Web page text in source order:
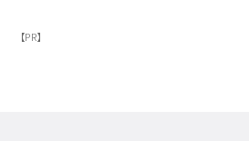
【PR】